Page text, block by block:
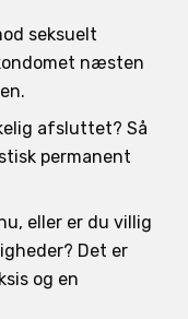
seksuelt
næsten
afsluttet? Så
permanent
eller er du villig
Det er
og en